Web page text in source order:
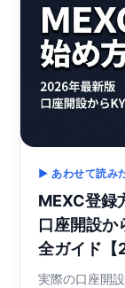
▶ あわせて読み
MEXC登録
口座開設か
全ガイド【
実際の口座開